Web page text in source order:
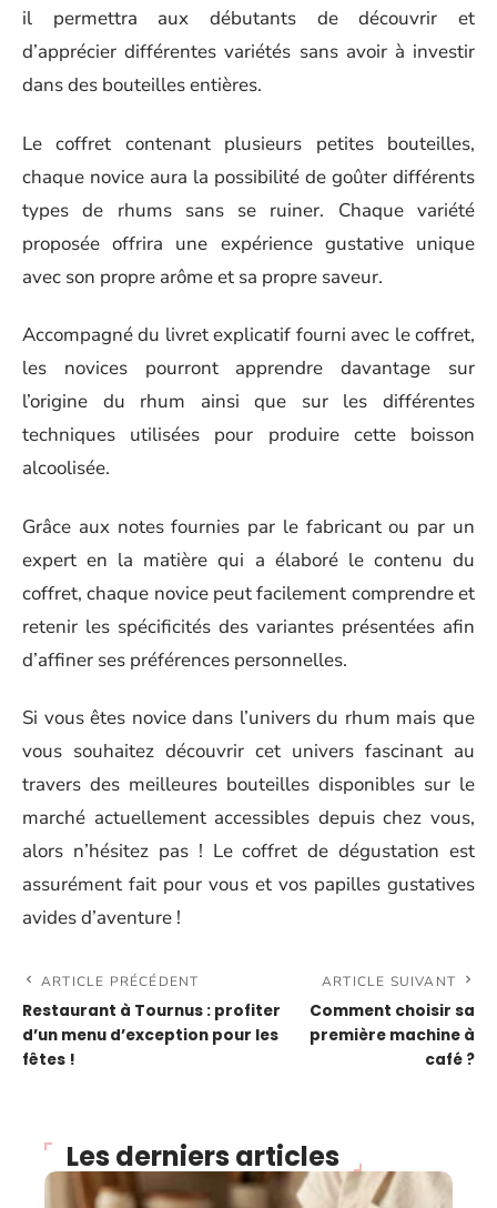
il permettra aux débutants de découvrir et
d’apprécier différentes variétés sans avoir à investir
dans des bouteilles entières.
Le coffret contenant plusieurs petites bouteilles,
chaque novice aura la possibilité de goûter différents
types de rhums sans se ruiner. Chaque variété
proposée offrira une expérience gustative unique
avec son propre arôme et sa propre saveur.
Accompagné du livret explicatif fourni avec le coffret,
les novices pourront apprendre davantage sur
l’origine du rhum ainsi que sur les différentes
techniques utilisées pour produire cette boisson
alcoolisée.
Grâce aux notes fournies par le fabricant ou par un
expert en la matière qui a élaboré le contenu du
coffret, chaque novice peut facilement comprendre et
retenir les spécificités des variantes présentées afin
d’affiner ses préférences personnelles.
Si vous êtes novice dans l’univers du rhum mais que
vous souhaitez découvrir cet univers fascinant au
travers des meilleures bouteilles disponibles sur le
marché actuellement accessibles depuis chez vous,
alors n’hésitez pas ! Le coffret de dégustation est
assurément fait pour vous et vos papilles gustatives
avides d’aventure !
ARTICLE PRÉCÉDENT
Restaurant à Tournus : profiter
d’un menu d’exception pour les
fêtes !
ARTICLE SUIVANT
Comment choisir sa
première machine à
café ?
Les derniers articles